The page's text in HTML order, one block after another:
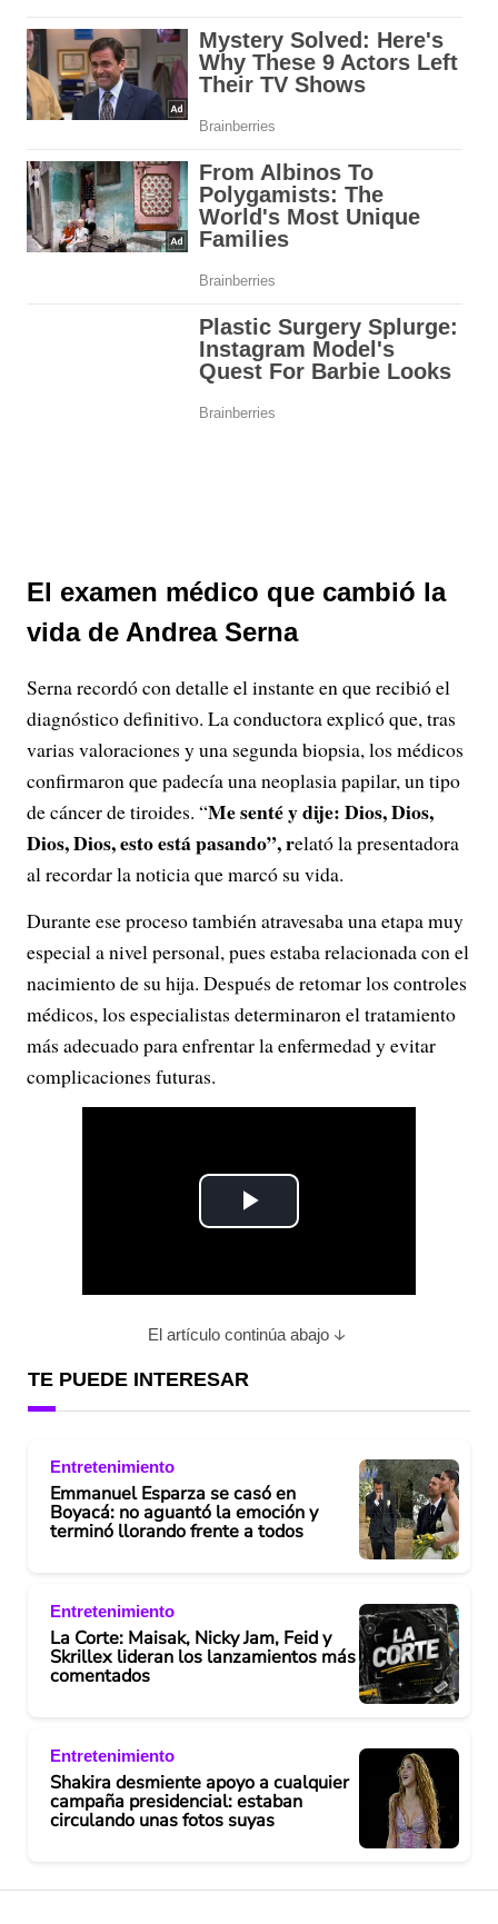
El examen médico que cambió la
vida de Andrea Serna
Serna recordó con detalle el instante en que recibió el
diagnóstico definitivo. La conductora explicó que, tras
varias valoraciones y una segunda biopsia, los médicos
confirmaron que padecía una neoplasia papilar, un tipo
de cáncer de tiroides. “Me senté y dije: Dios, Dios,
Dios, Dios, esto está pasando”, relató la presentadora
al recordar la noticia que marcó su vida.
Durante ese proceso también atravesaba una etapa muy
especial a nivel personal, pues estaba relacionada con el
nacimiento de su hija. Después de retomar los controles
médicos, los especialistas determinaron el tratamiento
más adecuado para enfrentar la enfermedad y evitar
complicaciones futuras.
P
a
d
o
El artículo continúa abajo
TE PUEDE INTERESAR
Entretenimiento
Emmanuel Esparza se casó en
Boyacá: no aguantó la emoción y
terminó llorando frente a todos
Entretenimiento
La Corte: Maisak, Nicky Jam, Feid y
Skrillex lideran los lanzamientos más
comentados
Entretenimiento
Shakira desmiente apoyo a cualquier
campaña presidencial: estaban
circulando unas fotos suyas